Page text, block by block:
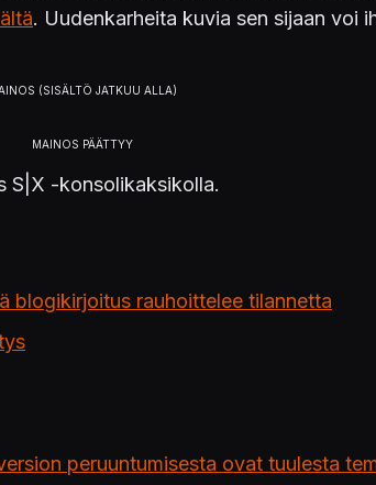
. Uudenkarheita kuvia sen sijaan voi
S|X -konsolikaksikolla.
blogikirjoitus rauhoittelee tilannetta
peruuntumisesta ovat tuulesta